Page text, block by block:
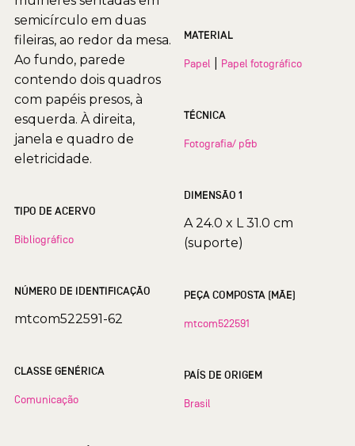
semicírculo em duas
fileiras, ao redor da mesa.
Ao fundo, parede
contendo dois quadros
com papéis presos, à
esquerda. À direita,
janela e quadro de
eletricidade.
TIPO DE ACERVO
Bibliográfico
NÚMERO DE IDENTIFICAÇÃO
mtcom522591-62
CLASSE GENÉRICA
Comunicação
MATERIAL
Papel Papel fotográfico
TÉCNICA
Fotografia/ p&b
DIMENSÃO 1
A 24.0 x L 31.0 cm
(suporte)
PEÇA COMPOSTA (MÃE)
mtcom522591
PAÍS DE ORIGEM
Brasil